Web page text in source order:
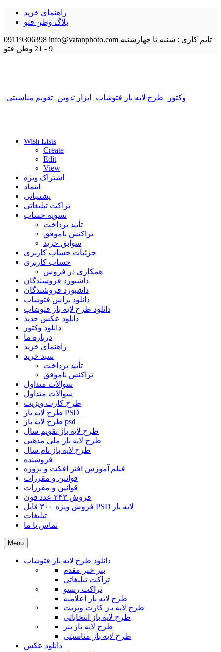
راهنمای خرید
بلاگ وطن فتو
09119306398 info@vatanphoto.com تایم کاری : شنبه تا چهارشنبه
9 - 21
وطن فتو
وکتور طرح لایه باز فتوشاپ ابزار تدوین تقویم مناسبتی
Wish Lists
Create
Edit
View
اشتراک ویژه
اینماد
پشتیبانی
تراکت تبلیغاتی
تسویه حساب
تأیید پرداخت
تراکنش ناموفق
سوابق خرید
جزئیات حساب کاربری
حساب کاربری
همکاری در فروش
داشبورد فروشندگان
داشبورد فروشندگان
دانلود براش فتوشاپ
دانلود طرح لایه باز فتوشاپ
دانلود عکس جدید
دانلود وکتور
درباره ما
راهنمای خرید
سبد خرید
تأیید پرداخت
تراکنش ناموفق
سوالات متداول
سوالات متداول
طرح کارت ویزیت
طرح لایه باز PSD
طرح لایه باز psd
طرح لایه باز تقویم سال
طرح لایه باز ملی مذهبی
طرح لایه باز نام سال
فروشنده
فیلم آموزش افتر افکت و پروژه
قوانین و مقررات
قوانین و مقررات
فروش ۲۴۳ عدد فون
فروش ویژه ۳۰۰ فایل PSD لایه باز
تبلیغات
تماس با ما
Menu
دانلود طرح لایه باز فتوشاپ
بنر خیر مقدم
تراکت تبلیغاتی
تراکت ریسو
طرح لایه باز اعلامیه
طرح لایه باز کارت ویزیت
طرح لایه باز انتخاباتی
طرح لایه باز بنر
طرح لایه باز مناسبتی
دانلود عکس